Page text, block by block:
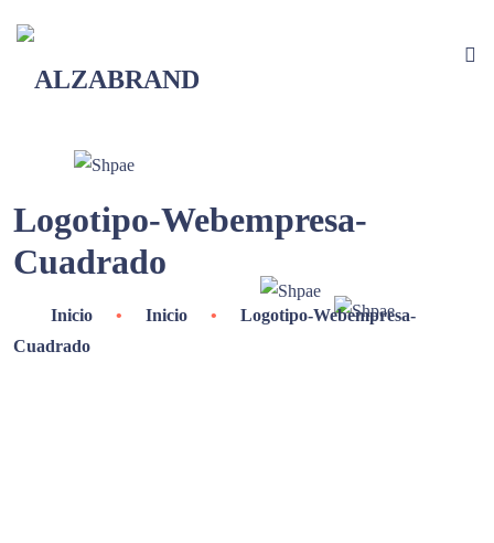
Logotipo-Webempresa-
Cuadrado
Inicio • Inicio •
Logotipo-Webempresa-
Cuadrado